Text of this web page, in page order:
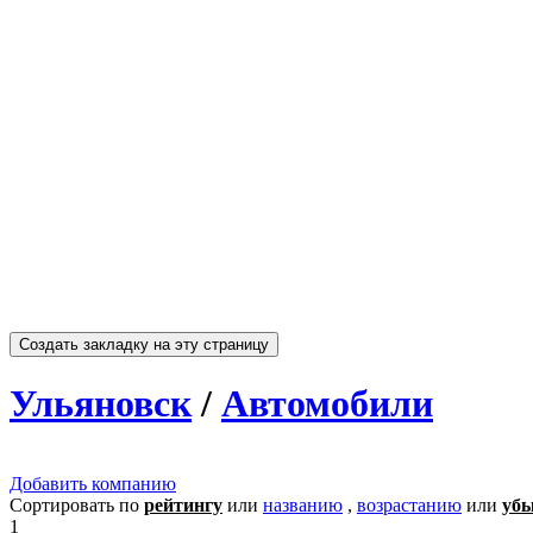
Ульяновск/ Автомобили
Добавить компанию
Сортировать по рейтингу или названию , возрастанию или
1